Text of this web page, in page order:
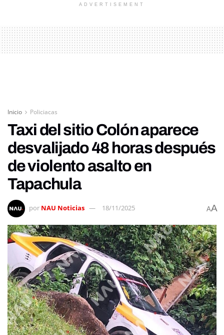
ADVERTISEMENT
Inicio Policiacas
Taxi del sitio Colón aparece
desvalijado 48 horas después
de violento asalto en
Tapachula
por NAU Noticias 18/11/2025 AA